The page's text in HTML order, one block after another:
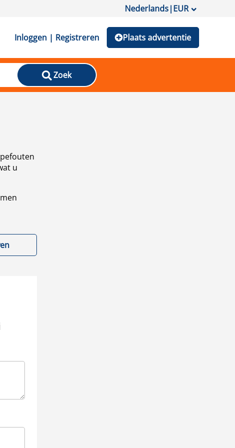
Nederlands|EUR
Inloggen | Registreren Plaats advertentie
Zoek
u